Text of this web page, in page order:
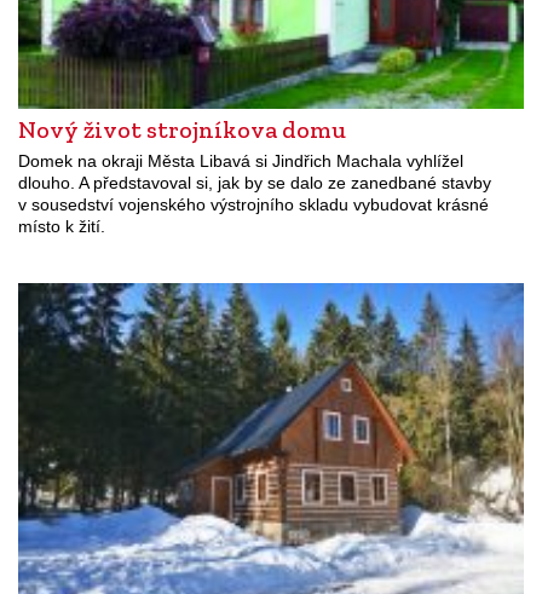
Nový život strojníkova domu
Domek na okraji Města Libavá si Jindřich Machala vyhlížel
dlouho. A představoval si, jak by se dalo ze zanedbané stavby
v sousedství vojenského výstrojního skladu vybudovat krásné
místo k žití.